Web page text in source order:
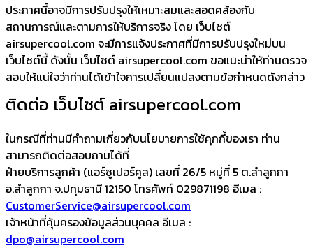
ประกาศนี้อาจมีการปรับปรุงให้เหมาะสมและสอดคล้องกับ
สถานการณ์และตามการให้บริการจริง โดย เว็บไซต์
airsupercool.com จะมีการแจ้งประกาศที่มีการปรับปรุงใหม่บน
เว็บไซต์นี้ ดังนั้น เว็บไซต์ airsupercool.com ขอแนะนำให้ท่านตรวจ
สอบให้แน่ใจว่าท่านได้เข้าใจการเปลี่ยนแปลงตามข้อกำหนดดังกล่าว
ติดต่อ เว็บไซต์ airsupercool.com
ในกรณีที่ท่านมีคำถามเกี่ยวกับนโยบายการใช้คุกกี้ของเรา ท่าน
สามารถติดต่อสอบถามได้ที่
ฝ่ายบริการลูกค้า (แอร์ซูเปอร์คูล) เลขที่ 26/5 หมู่ที่ 5 ต.ลำลูกกา
อ.ลำลูกกา จ.ปทุมธานี 12150 โทรศัพท์ 029871198 อีเมล :
CustomerService@airsupercool.com
เจ้าหน้าที่คุ้มครองข้อมูลส่วนบุคคล อีเมล :
dpo@airsupercool.com